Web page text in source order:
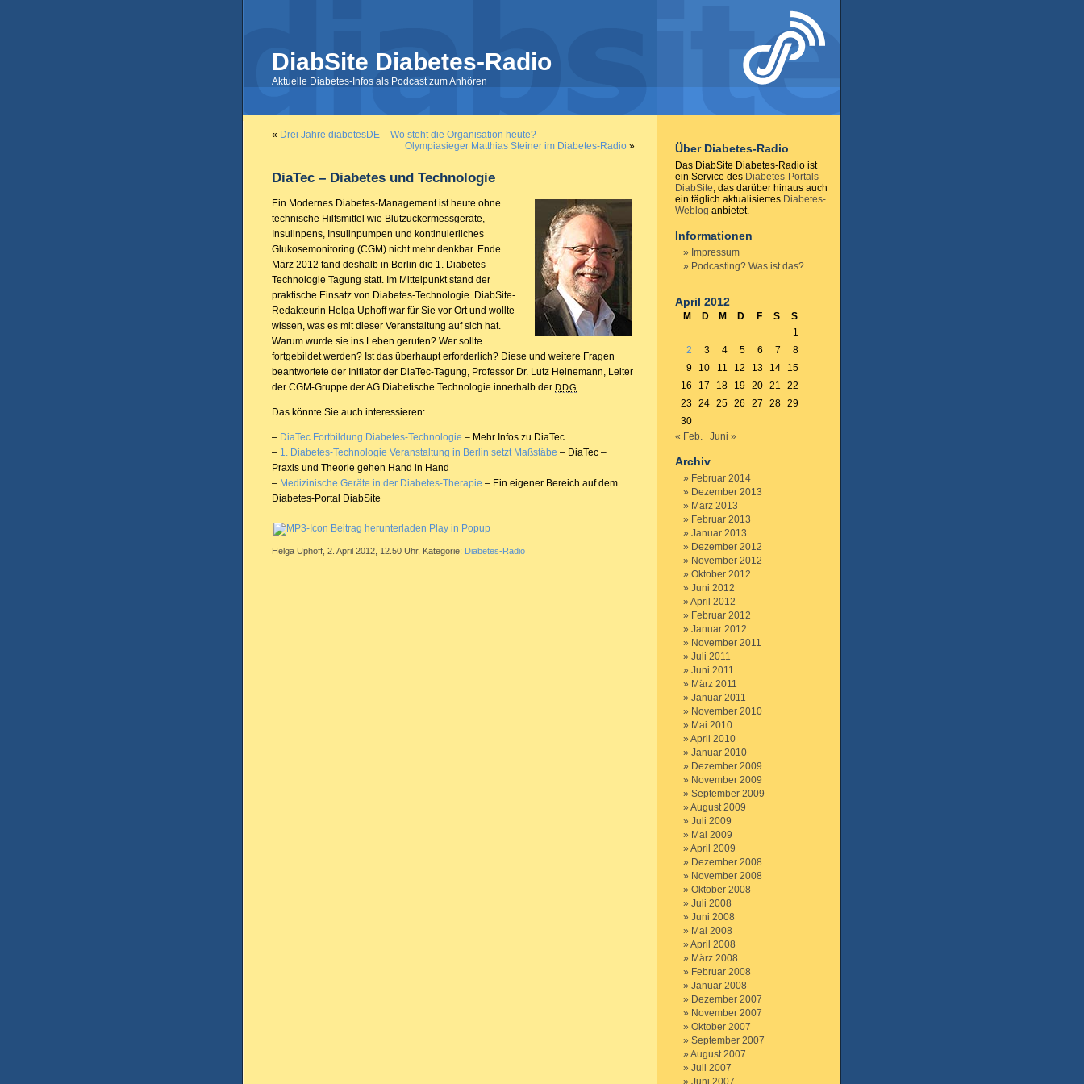
DiabSite Diabetes-Radio
Aktuelle Diabetes-Infos als Podcast zum Anhören
« Drei Jahre diabetesDE – Wo steht die Organisation heute?
Olympiasieger Matthias Steiner im Diabetes-Radio »
DiaTec – Diabetes und Technologie
Ein Modernes Diabetes-Management ist heute ohne
technische Hilfsmittel wie Blutzuckermessgeräte,
Insulinpens, Insulinpumpen und kontinuierliches
Glukosemonitoring (CGM) nicht mehr denkbar. Ende
März 2012 fand deshalb in Berlin die 1. Diabetes-
Technologie Tagung statt. Im Mittelpunkt stand der
praktische Einsatz von Diabetes-Technologie. DiabSite-
Redakteurin Helga Uphoff war für Sie vor Ort und wollte
wissen, was es mit dieser Veranstaltung auf sich hat.
Warum wurde sie ins Leben gerufen? Wer sollte
fortgebildet werden? Ist das überhaupt erforderlich? Diese und weitere Fragen
beantwortete der Initiator der DiaTec-Tagung, Professor Dr. Lutz Heinemann, Leiter
der CGM-Gruppe der AG Diabetische Technologie innerhalb der DDG.
Das könnte Sie auch interessieren:
– DiaTec Fortbildung Diabetes-Technologie – Mehr Infos zu DiaTec
– 1. Diabetes-Technologie Veranstaltung in Berlin setzt Maßstäbe – DiaTec –
Praxis und Theorie gehen Hand in Hand
– Medizinische Geräte in der Diabetes-Therapie – Ein eigener Bereich auf dem
Diabetes-Portal DiabSite
Beitrag herunterladen Play in Popup
Helga Uphoff, 2. April 2012, 12.50 Uhr, Kategorie: Diabetes-Radio
Über Diabetes-Radio
Das DiabSite Diabetes-Radio ist
ein Service des Diabetes-Portals
DiabSite, das darüber hinaus auch
ein täglich aktualisiertes Diabetes-
Weblog anbietet.
Informationen
Impressum
Podcasting? Was ist das?
April 2012
M D M D F S
S
1
2
3 4 5 6 7
8
9
10 11 12 13 14
15
16
17 18 19 20 21
22
23 24 25 26 27 28 29
30
« Feb.
Juni »
Archiv
Februar 2014
Dezember 2013
März 2013
Februar 2013
Januar 2013
Dezember 2012
November 2012
Oktober 2012
Juni 2012
April 2012
Februar 2012
Januar 2012
November 2011
Juli 2011
Juni 2011
März 2011
Januar 2011
November 2010
Mai 2010
April 2010
Januar 2010
Dezember 2009
November 2009
September 2009
August 2009
Juli 2009
Mai 2009
April 2009
Dezember 2008
November 2008
Oktober 2008
Juli 2008
Juni 2008
Mai 2008
April 2008
März 2008
Februar 2008
Januar 2008
Dezember 2007
November 2007
Oktober 2007
September 2007
August 2007
Juli 2007
Juni 2007